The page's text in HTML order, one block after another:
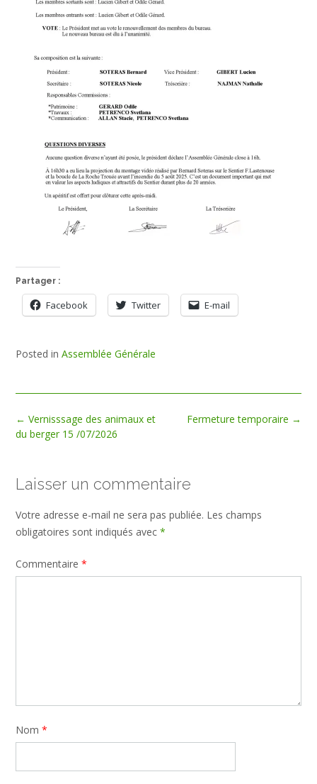
Partager :
Facebook Twitter E-mail
Posted in Assemblée Générale
Fermeture temporaire →
← Vernisssage des animaux et
du berger 15 /07/2026
Laisser un commentaire
Votre adresse e-mail ne sera pas publiée. Les champs
obligatoires sont indiqués avec *
Commentaire *
Nom *